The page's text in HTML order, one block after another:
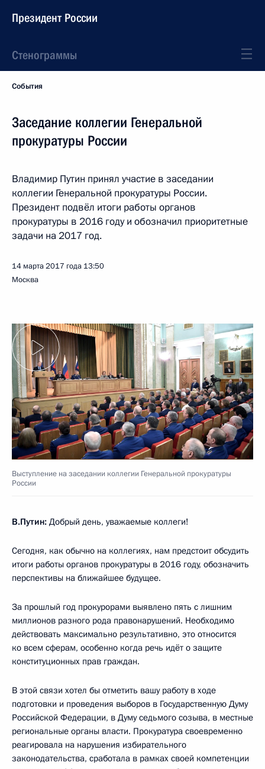
Президент России
Стенограммы
События
Заседание коллегии Генеральной
прокуратуры России
Владимир Путин принял участие в заседании
коллегии Генеральной прокуратуры России.
Президент подвёл итоги работы органов
прокуратуры в 2016 году и обозначил приоритетные
задачи на 2017 год.
14 марта 2017 года 13:50
Москва
Выступление на заседании коллегии Генеральной прокуратуры
России
В.Путин: Добрый день, уважаемые коллеги!
Сегодня, как обычно на коллегиях, нам предстоит обсудить
итоги работы органов прокуратуры в 2016 году, обозначить
перспективы на ближайшее будущее.
За прошлый год прокурорами выявлено пять с лишним
миллионов разного рода правонарушений. Необходимо
действовать максимально результативно, это относится
ко всем сферам, особенно когда речь идёт о защите
конституционных прав граждан.
В этой связи хотел бы отметить вашу работу в ходе
подготовки и проведения выборов в Государственную Думу
Российской Федерации, в Думу седьмого созыва, в местные
региональные органы власти. Прокуратура своевременно
реагировала на нарушения избирательного
законодательства, сработала в рамках своей компетенции